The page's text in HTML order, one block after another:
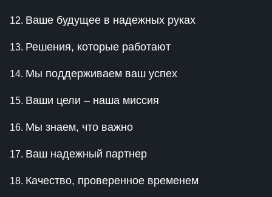
Ваше будущее в надежных руках
Решения, которые работают
Мы поддерживаем ваш успех
Ваши цели – наша миссия
Мы знаем, что важно
Ваш надежный партнер
Качество, проверенное временем